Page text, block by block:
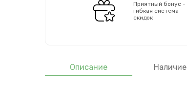
Приятный бонус -
гибкая система
скидок
Описание Наличие